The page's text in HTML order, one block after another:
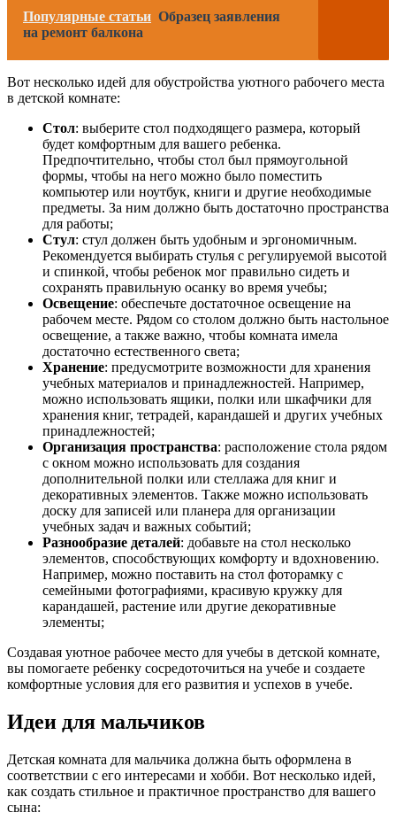
Популярные статьи Образец заявления
на ремонт балкона
Вот несколько идей для обустройства уютного рабочего места
в детской комнате:
Стол: выберите стол подходящего размера, который
будет комфортным для вашего ребенка.
Предпочтительно, чтобы стол был прямоугольной
формы, чтобы на него можно было поместить
компьютер или ноутбук, книги и другие необходимые
предметы. За ним должно быть достаточно пространства
для работы;
Стул: стул должен быть удобным и эргономичным.
Рекомендуется выбирать стулья с регулируемой высотой
и спинкой, чтобы ребенок мог правильно сидеть и
сохранять правильную осанку во время учебы;
Освещение: обеспечьте достаточное освещение на
рабочем месте. Рядом со столом должно быть настольное
освещение, а также важно, чтобы комната имела
достаточно естественного света;
Хранение: предусмотрите возможности для хранения
учебных материалов и принадлежностей. Например,
можно использовать ящики, полки или шкафчики для
хранения книг, тетрадей, карандашей и других учебных
принадлежностей;
Организация пространства: расположение стола рядом
с окном можно использовать для создания
дополнительной полки или стеллажа для книг и
декоративных элементов. Также можно использовать
доску для записей или планера для организации
учебных задач и важных событий;
Разнообразие деталей: добавьте на стол несколько
элементов, способствующих комфорту и вдохновению.
Например, можно поставить на стол фоторамку с
семейными фотографиями, красивую кружку для
карандашей, растение или другие декоративные
элементы;
Создавая уютное рабочее место для учебы в детской комнате,
вы помогаете ребенку сосредоточиться на учебе и создаете
комфортные условия для его развития и успехов в учебе.
Идеи для мальчиков
Детская комната для мальчика должна быть оформлена в
соответствии с его интересами и хобби. Вот несколько идей,
как создать стильное и практичное пространство для вашего
сына: